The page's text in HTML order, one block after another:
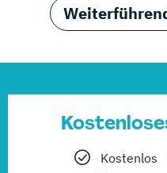
Kostenlos